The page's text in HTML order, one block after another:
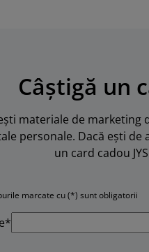
Câștigă un
materiale de marketing
personale. Dacă ești
un card cadou
marcate cu (*) sunt obligatorii